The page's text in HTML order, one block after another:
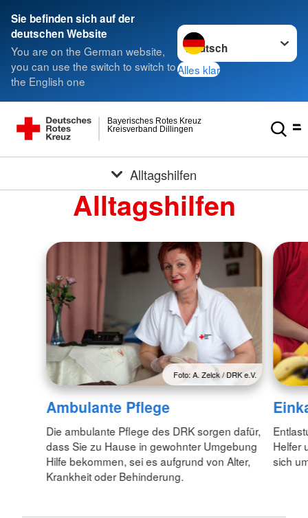
Sie befinden sich auf der
deutschen Website
You are on the German website,
you can use the switch to switch to
the English one
Sprache wechseln zu
Alles klar
Kreisverband Dillingen
Bayerisches Rotes Kreuz
Alltagshilfen
Alltagshilfen
Foto: A. Zelck / DRK e.V.
Ambulante Pflege
Die ambulante Pflege des DRK sorgen dafür,
dass Sie zu Hause in gewohnter Umgebung
Hilfe bekommen, sei es aufgrund von Alter,
Krankheit oder Behinderung.
Helfer
sich